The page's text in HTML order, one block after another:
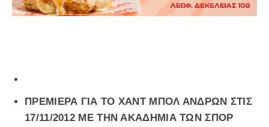
ΠΡΕΜΙΕΡΑ ΓΙΑ ΤΟ ΧΑΝΤ ΜΠΟΛ ΑΝΔΡΩΝ ΣΤΙΣ
17/11/2012 ΜΕ ΤΗΝ ΑΚΑΔΗΜΙΑ ΤΩΝ ΣΠΟΡ